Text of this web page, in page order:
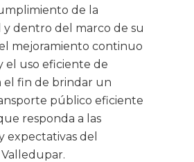
de la
y dentro del marco de su
mejoramiento continuo
el uso eficiente de
el fin de brindar un
público eficiente
responda a las
expectativas del